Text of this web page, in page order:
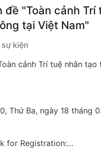
đề "Toàn cảnh Trí
tại Việt Nam"
sự kiện
cảnh Trí tuệ nhân
Thứ Ba, ngày 18 tháng
for Registration: